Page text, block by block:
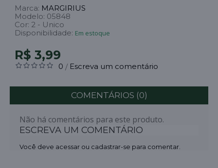
Marca: MARGIRIUS
Modelo: 05848
Cor: 2 - Unico
Disponibilidade: Em estoque
R$ 3,99
0 / Escreva um comentário
COMENTÁRIOS (0)
Não há comentários para este produto.
ESCREVA UM COMENTÁRIO
Você deve acessar ou cadastrar-se para comentar.